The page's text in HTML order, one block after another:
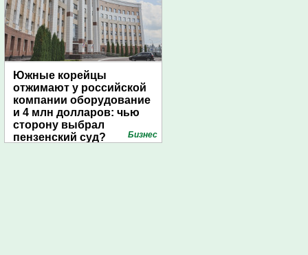
Южные корейцы
отжимают у российской
компании оборудование
и 4 млн долларов: чью
сторону выбрал
пензенский суд?
Бизнес